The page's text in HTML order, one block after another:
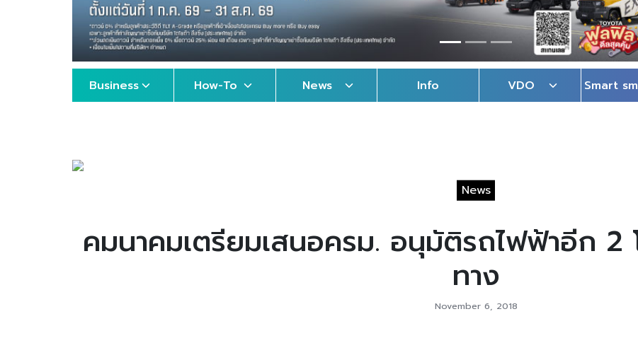
Business How-To News Info VDO Smart
News
คมนาคมเตรียมเสนอครม. อนุมัติรถไฟฟ้าอีก 2
ทาง
November 6, 2018